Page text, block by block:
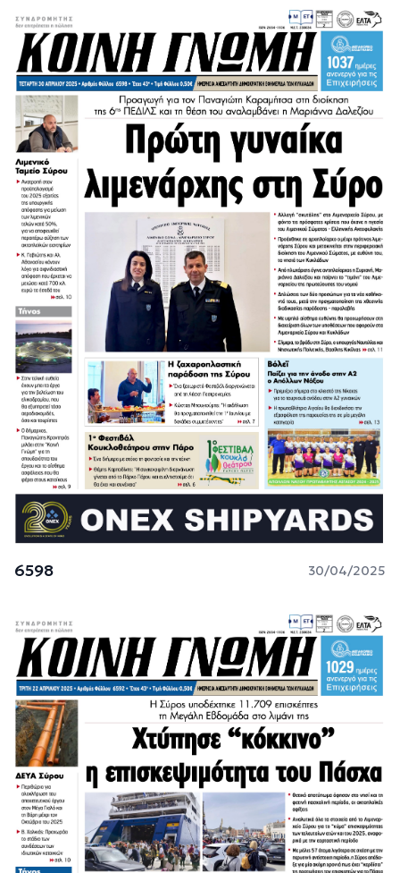
6598 30/04/2025